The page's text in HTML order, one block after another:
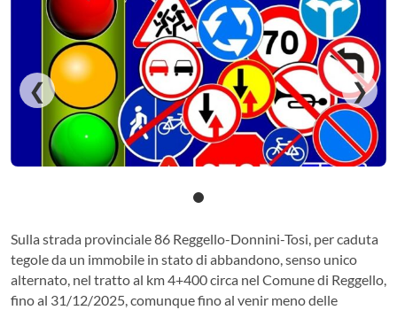
❮ ❯
Sulla strada provinciale 86 Reggello-Donnini-Tosi, per caduta
tegole da un immobile in stato di abbandono, senso unico
alternato, nel tratto al km 4+400 circa nel Comune di Reggello,
fino al 31/12/2025, comunque fino al venir meno delle